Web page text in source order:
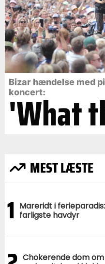
Bizar hændelse med
koncert:
'What
MEST LÆSTE
1 Mareridt i
farligste havdyr
Chokerende dom